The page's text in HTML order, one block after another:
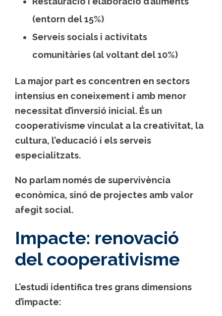
(entorn del 15%)
Serveis socials i activitats
comunitàries (al voltant del 10%)
La major part es concentren en sectors
intensius en coneixement i amb menor
necessitat d’inversió inicial. És un
cooperativisme vinculat a la creativitat, la
cultura, l’educació i els serveis
especialitzats.
No parlam només de supervivència
econòmica, sinó de projectes amb valor
afegit social.
Impacte: renovació
del cooperativisme
L’estudi identifica tres grans dimensions
d’impacte: